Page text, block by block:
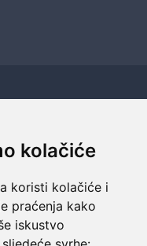
kolačiće
koristi kolačiće i
praćenja kako
iskustvo